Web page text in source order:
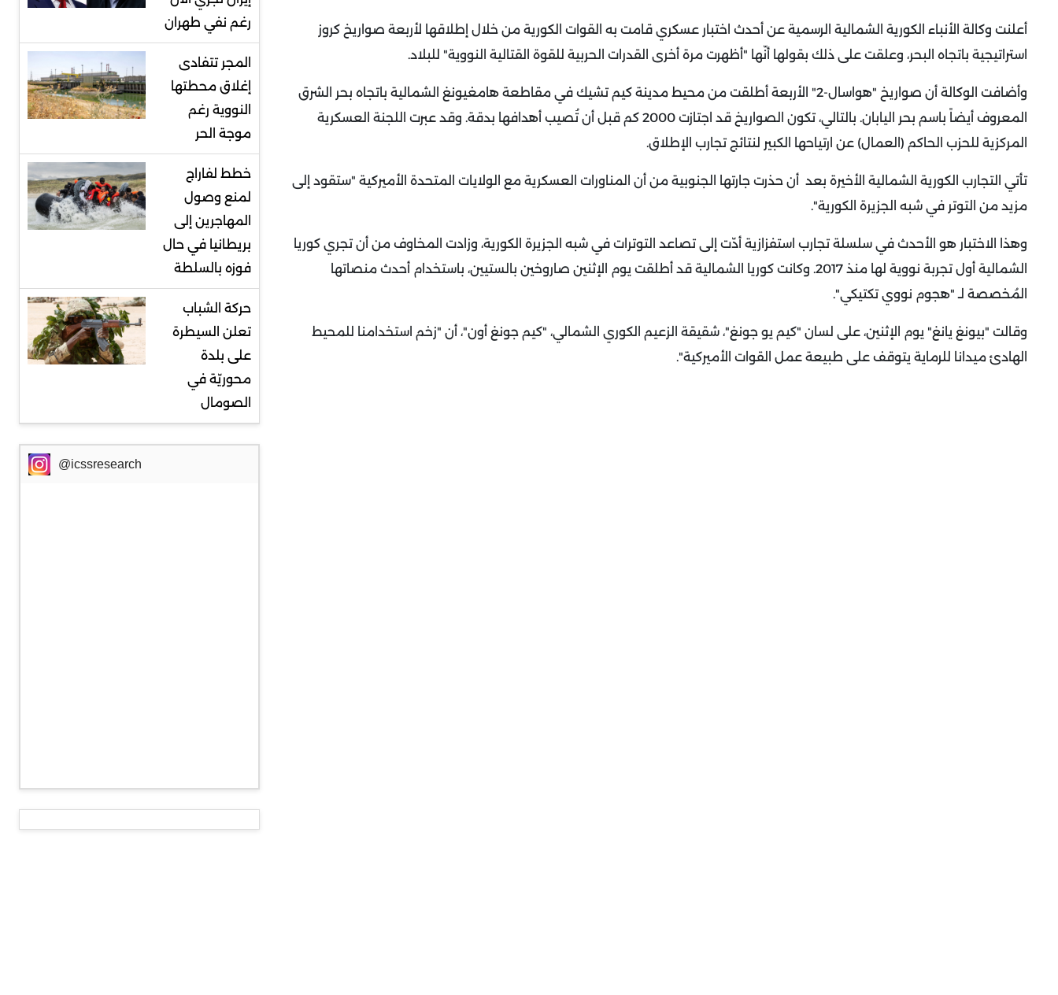
أعلنت وكالة الأنباء الكورية الشمالية الرسمية عن أحدث اختبار عسكري قامت به القوات الكورية من خلال إطلاقها لأربعة صواريخ كروز
استراتيجية باتجاه البحر، وعلقت على ذلك بقولها أنّها "أظهرت مرة أخرى القدرات الحربية للقوة القتالية النووية" للبلاد.
وأضافت الوكالة أن صواريخ "هواسال-2" الأربعة أطلقت من محيط مدينة كيم تشيك في مقاطعة هامغيونغ الشمالية باتجاه بحر الشرق
المعروف أيضاً باسم بحر اليابان. بالتالي، تكون الصواريخ قد اجتازت 2000 كم قبل أن تُصيب أهدافها بدقة. وقد عبرت اللجنة العسكرية
المركزية للحزب الحاكم (العمال) عن ارتياحها الكبير لنتائج تجارب الإطلاق.
تأتي التجارب الكورية الشمالية الأخيرة بعد أن حذرت جارتها الجنوبية من أن المناورات العسكرية مع الولايات المتحدة الأميركية "ستقود إلى
مزيد من التوتر في شبه الجزيرة الكورية".
وهذا الاختبار هو الأحدث في سلسلة تجارب استفزازية أدّت إلى تصاعد التوترات في شبه الجزيرة الكورية، وزادت المخاوف من أن تجري كوريا
الشمالية أول تجربة نووية لها منذ 2017. وكانت كوريا الشمالية قد أطلقت يوم الإثنين صاروخين بالستيين، باستخدام أحدث منصاتها
المُخصصة لـ "هجوم نووي تكتيكي".
وقالت "بيونغ يانغ" يوم الإثنين، على لسان "كيم يو جونغ"، شقيقة الزعيم الكوري الشمالي، "كيم جونغ أون"، أن "زخم استخدامنا للمحيط
الهادئ ميدانا للرماية يتوقف على طبيعة عمل القوات الأميركية".
رغم نفي طهران
المجر تتفادى
إغلاق محطتها
النووية رغم
موجة الحر
خطط لفاراج
لمنع وصول
المهاجرين إلى
بريطانيا في حال
فوزه بالسلطة
حركة الشباب
تعلن السيطرة
على بلدة
محوريّة في
الصومال
@icssresearch